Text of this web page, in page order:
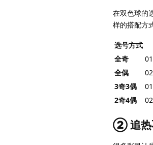
在双色球的
样的搭配方
选号方式
全奇
全偶
3奇3偶
2奇4偶
② 追热